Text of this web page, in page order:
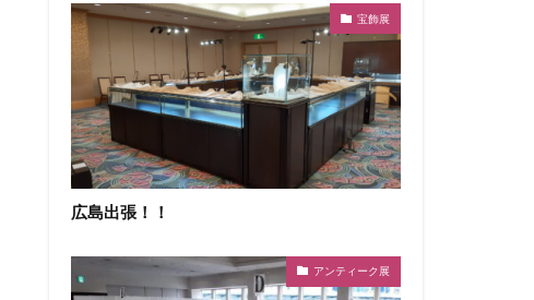
宝飾展
広島出張！！
アンティーク展